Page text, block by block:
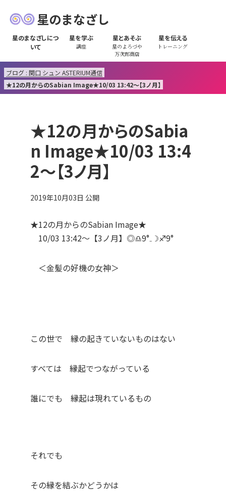
星のまなざし
星のまなざしにつ
いて
星を学ぶ
講座
星とあそぶ
星のよろづや
万次郎商店
星を伝える
トレーニング
ブログ : 関口 シュン ASTERIUM通信
★12の月からのSabian Image★10/03 13:42～【3ノ月】
★12の月からのSabia
n Image★10/03 13:4
2～【3ノ月】
2019年10月03日 公開
★12の月からのSabian Image★
10/03 13:42～【3ノ月】◎♎9°₋☽♐9°
＜金髪の好機の女神＞
この世で 縁の起きていないものはない
すべては 縁起でつながっている
誰にでも 縁起は現れているもの
それでも
その縁を結ぶかどうかは